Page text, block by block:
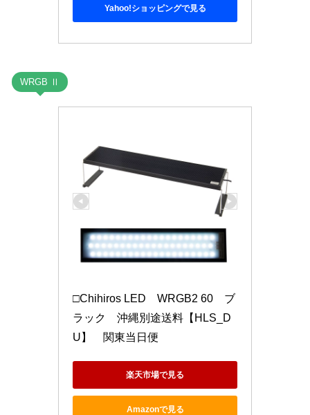
Yahoo!ショッピングで見る
WRGB Ⅱ
□Chihiros LED　WRGB2 60　ブ
ラック　沖縄別途送料【HLS_D
U】　関東当日便
楽天市場で見る
Amazonで見る